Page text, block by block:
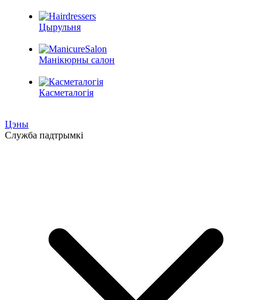
Цырульня
Манікюрны салон
Касметалогія
Цэны
Служба падтрымкі